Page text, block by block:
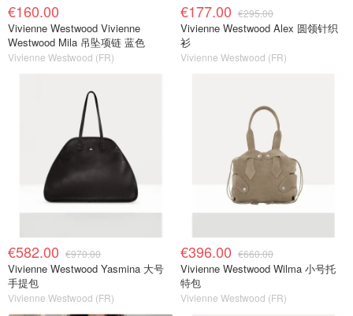
€160.00
Vivienne Westwood Vivienne
Westwood Mila 吊坠项链 蓝色
Vivienne Westwood (FR)
€177.00 €295.00
Vivienne Westwood Alex 圆领针织
衫
Vivienne Westwood (FR)
€582.00 €970.00
Vivienne Westwood Yasmina 大号
手提包
Vivienne Westwood (FR)
€396.00 €660.00
Vivienne Westwood Wilma 小号托
特包
Vivienne Westwood (FR)